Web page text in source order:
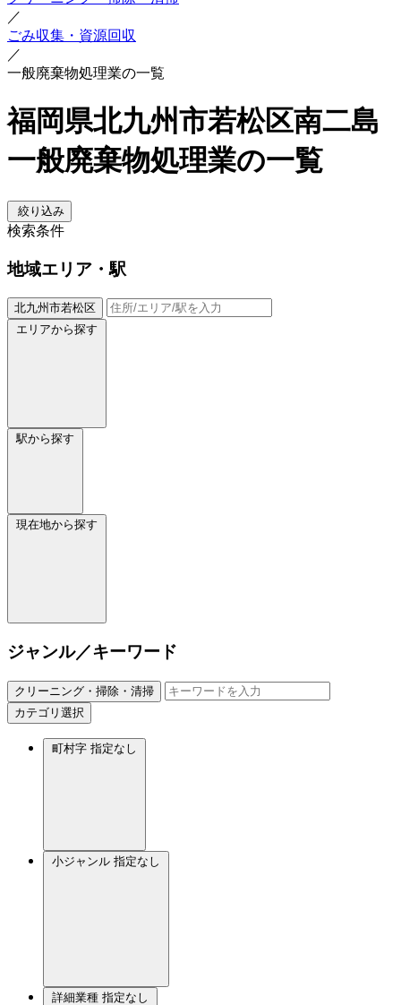
／
ごみ収集・資源回収
／
一般廃棄物処理業の一覧
福岡県北九州市若松区南二島
一般廃棄物処理業の一覧
絞り込み
検索条件
地域エリア・駅
北九州市若松区
エリアから探す
駅から探す
現在地から探す
ジャンル／キーワード
クリーニング・掃除・清掃
カテゴリ選択
町村字 指定なし
小ジャンル 指定なし
詳細業種 指定なし